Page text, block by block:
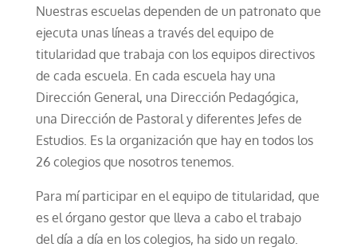
Nuestras escuelas dependen de un patronato que
ejecuta unas líneas a través del equipo de
titularidad que trabaja con los equipos directivos
de cada escuela. En cada escuela hay una
Dirección General, una Dirección Pedagógica,
una Dirección de Pastoral y diferentes Jefes de
Estudios. Es la organización que hay en todos los
26 colegios que nosotros tenemos.
Para mí participar en el equipo de titularidad, que
es el órgano gestor que lleva a cabo el trabajo
del día a día en los colegios, ha sido un regalo.